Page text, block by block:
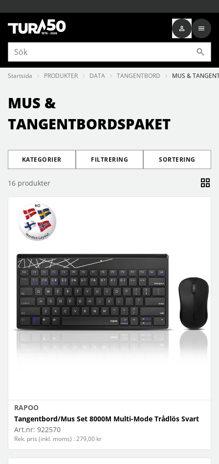
Startsida PRODUKTER DATA TANGENTBORD MUS &
MUS &
TANGENTBORDSPAKET
KATEGORIER FILTRERING SORTERING
16 produkter
RAPOO
Tangentbord/Mus Set 8000M Multi-Mode Trådlös Svart
Art.nr: 922570
Rek. pris (inkl. moms) : 279,00 kr